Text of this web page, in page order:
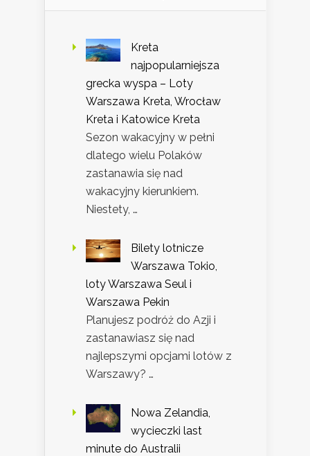
Kreta
najpopularniejsza
grecka wyspa – Loty
Warszawa Kreta, Wrocław
Kreta i Katowice Kreta
Sezon wakacyjny w pełni
dlatego wielu Polaków
zastanawia się nad
wakacyjny kierunkiem.
Niestety, …
Bilety lotnicze
Warszawa Tokio,
loty Warszawa Seul i
Warszawa Pekin
Planujesz podróż do Azji i
zastanawiasz się nad
najlepszymi opcjami lotów z
Warszawy? …
Nowa Zelandia,
wycieczki last
minute do Australii